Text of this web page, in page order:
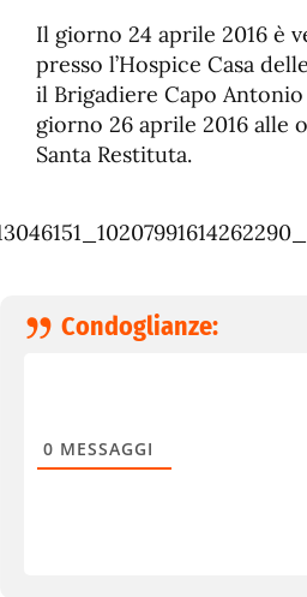
Il giorno 24 aprile 2016 è
presso l’Hospice Casa
il Brigadiere Capo
giorno 26 aprile 2016 alle
Santa Restituta.
Condoglianze:
0 MESSAGGI